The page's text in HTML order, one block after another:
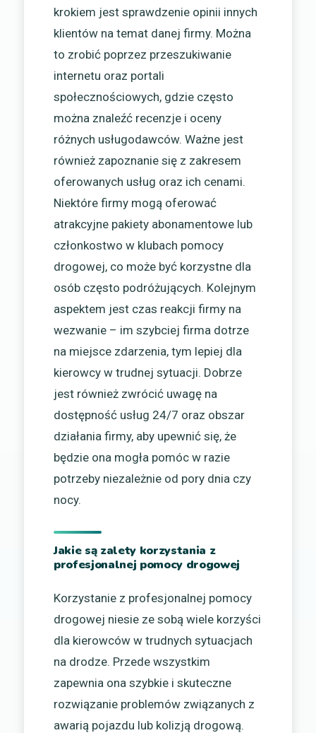
krokiem jest sprawdzenie opinii innych
klientów na temat danej firmy. Można
to zrobić poprzez przeszukiwanie
internetu oraz portali
społecznościowych, gdzie często
można znaleźć recenzje i oceny
różnych usługodawców. Ważne jest
również zapoznanie się z zakresem
oferowanych usług oraz ich cenami.
Niektóre firmy mogą oferować
atrakcyjne pakiety abonamentowe lub
członkostwo w klubach pomocy
drogowej, co może być korzystne dla
osób często podróżujących. Kolejnym
aspektem jest czas reakcji firmy na
wezwanie – im szybciej firma dotrze
na miejsce zdarzenia, tym lepiej dla
kierowcy w trudnej sytuacji. Dobrze
jest również zwrócić uwagę na
dostępność usług 24/7 oraz obszar
działania firmy, aby upewnić się, że
będzie ona mogła pomóc w razie
potrzeby niezależnie od pory dnia czy
nocy.
Jakie są zalety korzystania z
profesjonalnej pomocy drogowej
Korzystanie z profesjonalnej pomocy
drogowej niesie ze sobą wiele korzyści
dla kierowców w trudnych sytuacjach
na drodze. Przede wszystkim
zapewnia ona szybkie i skuteczne
rozwiązanie problemów związanych z
awarią pojazdu lub kolizją drogową.